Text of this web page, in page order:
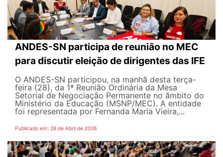
ANDES-SN participa de reunião no MEC
para discutir eleição de dirigentes das IFE
O ANDES-SN participou, na manhã desta terça-
feira (28), da 1ª Reunião Ordinária da Mesa
Setorial de Negociação Permanente no âmbito do
Ministério da Educação (MSNP/MEC). A entidade
foi representada por Fernanda Maria Vieira,...
Publicado em: 28 de Abril de 2026